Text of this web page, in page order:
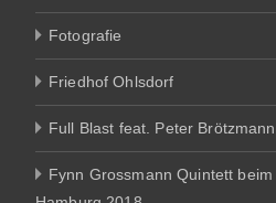
Fotografie
Friedhof Ohlsdorf
Full Blast feat. Peter Brötzmann
Fynn Grossmann Quintett beim